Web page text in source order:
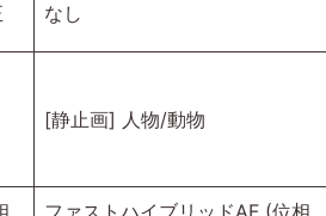
なし
[静止画] 人物/動物